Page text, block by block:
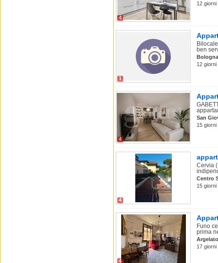
4
12
1
ben
Bologna
12
4
San
15
4
Cervia
Centro
15
4
Funo
prima
Argelato
17